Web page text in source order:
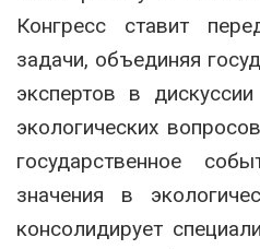
Конгресс ставит
задачи, объединяя
экспертов в
экологических
государственное
значения в
консолидирует